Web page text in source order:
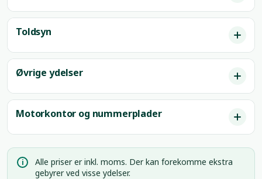
Toldsyn
Øvrige ydelser
Motorkontor og nummerplader
i
Alle priser er inkl. moms. Der kan forekomme ekstra
gebyrer ved visse ydelser.